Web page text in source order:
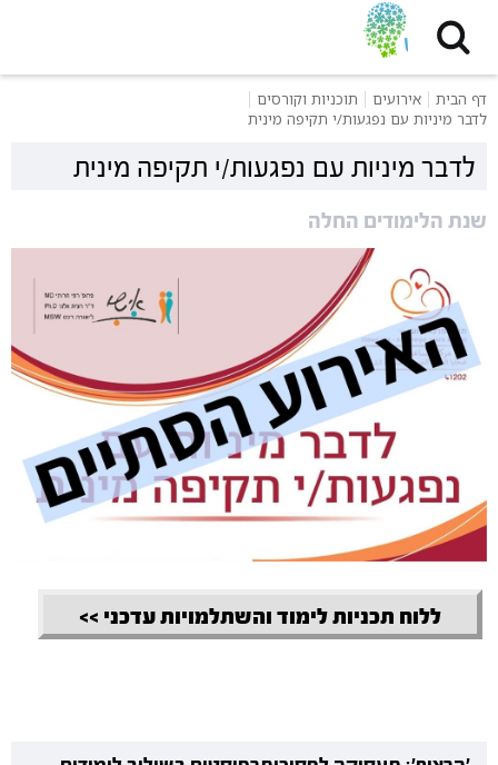
דף הבית אירועים
תוכניות וקורסים
לדבר מיניות עם נפגעות/י תקיפה מינית
לדבר מיניות עם נפגעות/י תקיפה מינית
שנת הלימודים החלה
ללוח תכניות לימוד והשתלמויות עדכני >>